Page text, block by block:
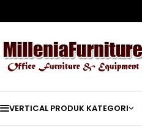
VERTICAL PRODUK KATEGORI